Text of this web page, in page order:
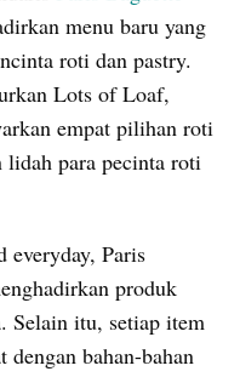
menu baru yang
roti dan pastry.
Lots of Loaf,
empat pilihan roti
lidah para pecinta roti
everyday, Paris
produk
Selain itu, setiap item
bahan-bahan